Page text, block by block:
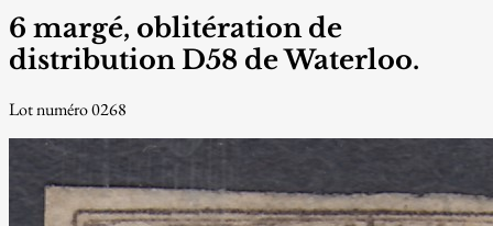
6 margé, oblitération de
distribution D58 de Waterloo.
Lot numéro 0268